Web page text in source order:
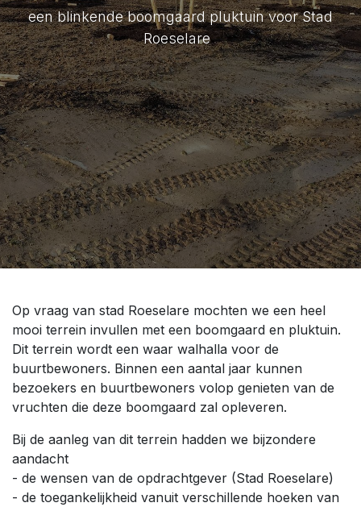
een blinkende boomgaard pluktuin voor Stad
Roeselare
Op vraag van stad Roeselare mochten we een heel
mooi terrein invullen met een boomgaard en pluktuin.
Dit terrein wordt een waar walhalla voor de
buurtbewoners. Binnen een aantal jaar kunnen
bezoekers en buurtbewoners volop genieten van de
vruchten die deze boomgaard zal opleveren.
Bij de aanleg van dit terrein hadden we bijzondere
aandacht
- de wensen van de opdrachtgever (Stad Roeselare)
- de toegankelijkheid vanuit verschillende hoeken van